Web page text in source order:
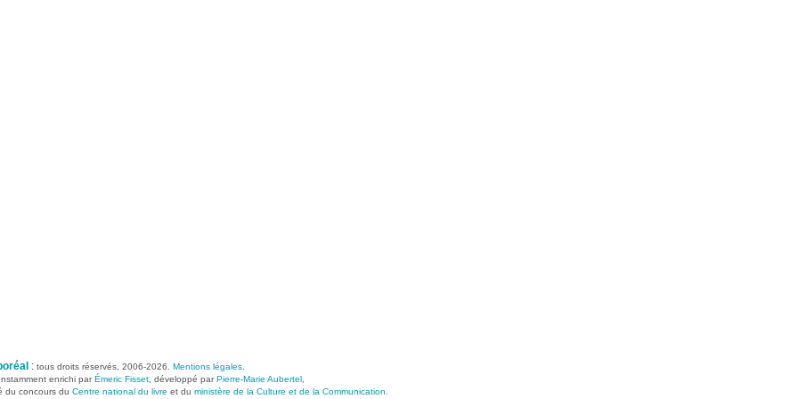
: tous droits réservés, 2006-2026. Mentions légales
enrichi parÉmeric Fisset , développé parPierre-Marie Aubertel
du concours du Centre national du livre et du ministère de la Culture et de la Communication